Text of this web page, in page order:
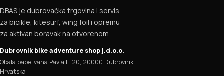
DBAS je dubrovačka trgovina i servis
za bicikle, kitesurf, wing foil i opremu
za aktivan boravak na otvorenom.
Dubrovnik bike adventure shop j.d.o.o.
Obala pape Ivana Pavla II. 20, 20000 Dubrovnik,
Hrvatska